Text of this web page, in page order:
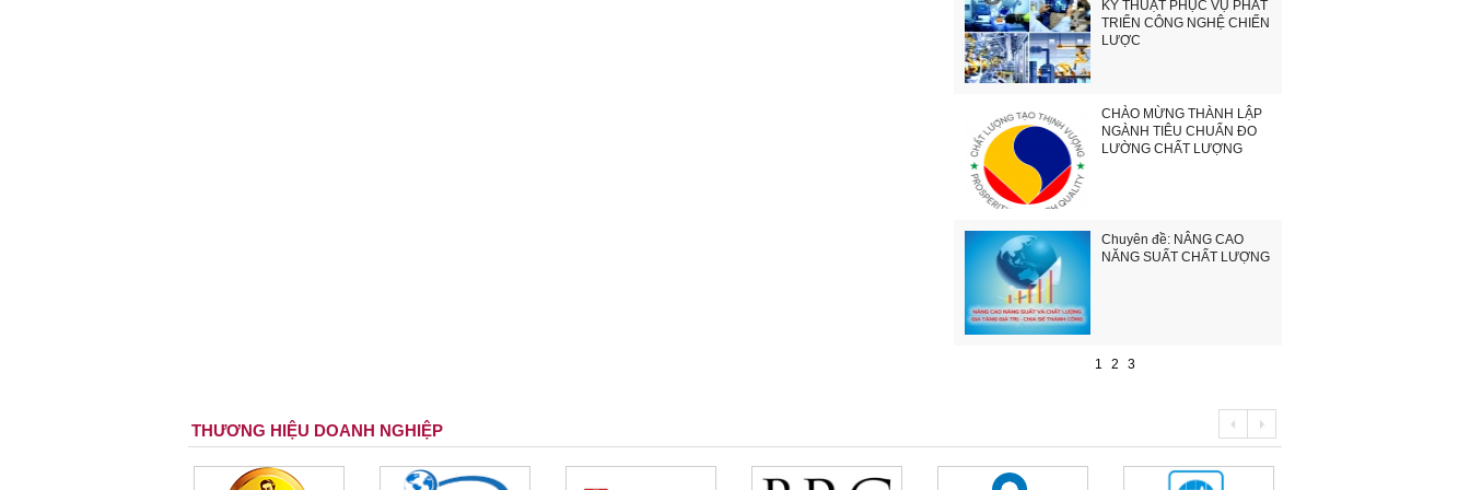
KỸ THUẬT PHỤC VỤ PHÁT
TRIỂN CÔNG NGHỆ CHIẾN
LƯỢC
CHÀO MỪNG THÀNH LẬP
NGÀNH TIÊU CHUẨN ĐO
LƯỜNG CHẤT LƯỢNG
Chuyên đề: NÂNG CAO
NĂNG SUẤT CHẤT LƯỢNG
1 2 3
THƯƠNG HIỆU DOANH NGHIỆP